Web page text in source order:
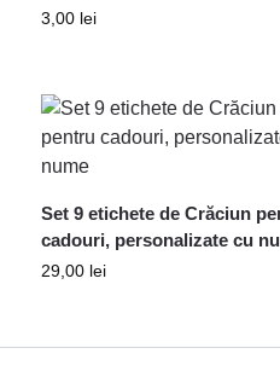
3,00 lei
Set 9 etichete de Crăciun
cadouri, personalizate cu
29,00 lei